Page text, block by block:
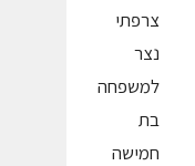
צרפתי
נצר
למשפחה
בת
חמישה